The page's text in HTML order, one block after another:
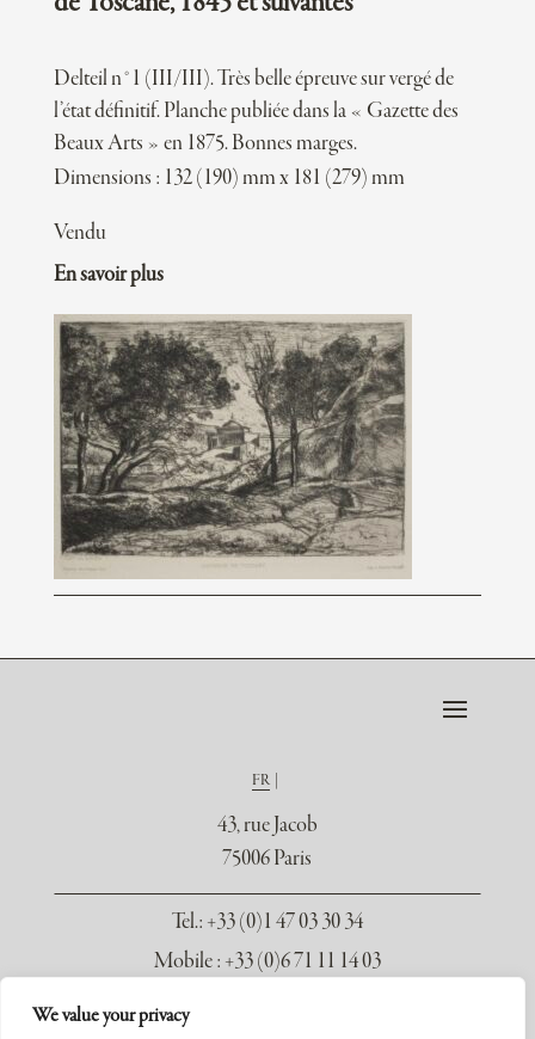
We value your privacy
Delteil n°1 (III/III). Très belle épreuve sur vergé de
l’état définitif. Planche publiée dans la « Gazette des
Beaux Arts » en 1875. Bonnes marges.
Dimensions : 132 (190) mm x 181 (279) mm
Vendu
En savoir plus
FR
43, rue Jacob
75006 Paris
Tel.: +33 (0)1 47 03 30 34
Mobile : +33 (0)6 71 11 14 03